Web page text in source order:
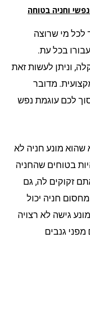
בטוחה
מי שרוצה
בכל עת.
לעשות זאת
מדובר
עוגמת נפש
מונע חניה לא
שהחניה
לה, גם
חניה יכול
לא רצויה
גנבים